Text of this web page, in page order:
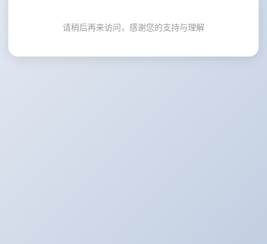
请稍后再来访问，感谢您的支持与理解